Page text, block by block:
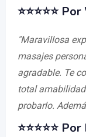
⭐⭐⭐⭐⭐
"Maravillosa
masajes
agradable. Te
total
probarlo.
⭐⭐⭐⭐⭐